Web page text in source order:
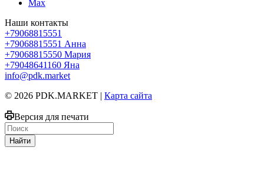
Max
Наши контакты
+79068815551
+79068815551 Анна
+79068815550 Мария
+79048641160 Яна
info@pdk.market
© 2026 PDK.MARKET | Карта сайта
Версия для печати
Найти